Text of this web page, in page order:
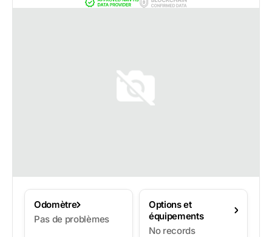
Odomètre
Pas de problèmes
Options et
équipements
No records